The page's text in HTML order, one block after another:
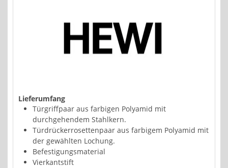
Lieferumfang
Türgriffpaar aus farbigen Polyamid mit
durchgehendem Stahlkern.
Türdrückerrosettenpaar aus farbigem Polyamid mit
der gewählten Lochung.
Befestigungsmaterial
Vierkantstift